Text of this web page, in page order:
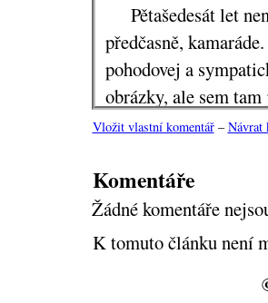
Pětašedesát let
předčasně,
pohodovej a
obrázky, ale sem
bouchadlo, a to se
Škoda, no. Já
Vložit vlastní komentář–Návrat
Komentáře
Žádné komentáře
K tomuto článku není